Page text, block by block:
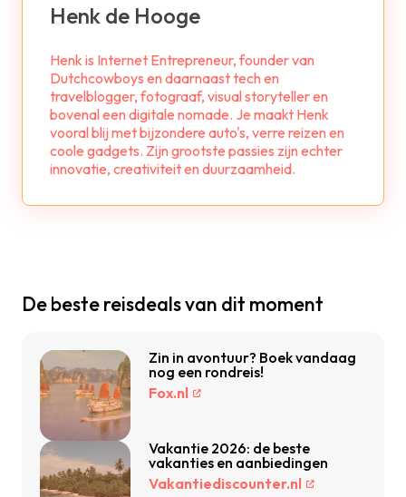
Henk de Hooge
Henk is Internet Entrepreneur, founder van
Dutchcowboys en daarnaast tech en
travelblogger, fotograaf, visual storyteller en
bovenal een digitale nomade. Je maakt Henk
vooral blij met bijzondere auto's, verre reizen en
coole gadgets. Zijn grootste passies zijn echter
innovatie, creativiteit en duurzaamheid.
De beste reisdeals van dit moment
Zin in avontuur? Boek vandaag
nog een rondreis!
Fox.nl
Vakantie 2026: de beste
vakanties en aanbiedingen
Vakantiediscounter.nl